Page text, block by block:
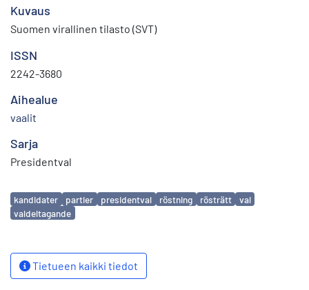
Kuvaus
Suomen virallinen tilasto (SVT)
ISSN
2242-3680
Aihealue
vaalit
Sarja
Presidentval
Avainsanat
kandidater partier presidentval röstning rösträtt
val
valdeltagande
Tietueen kaikki tiedot